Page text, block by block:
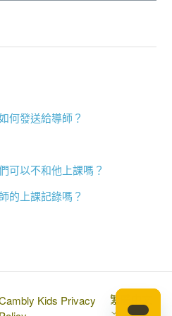
何發送給導師？
可以不和他上課嗎？
的上課記錄嗎？
Kids Privacy
繁體中文